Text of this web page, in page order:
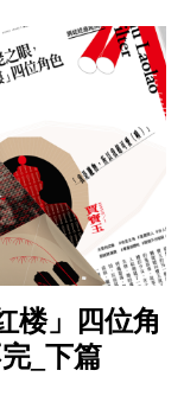
楼」四位角
_下篇